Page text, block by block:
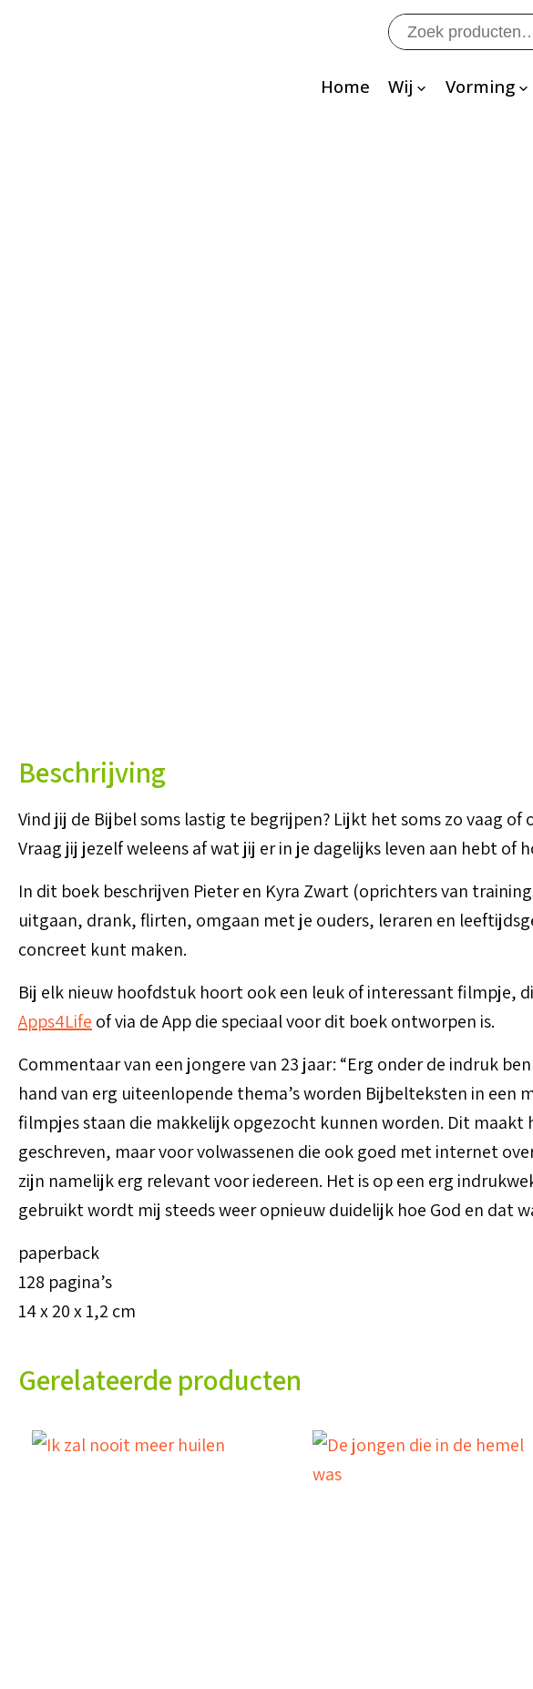
Zoeken
naar:
Home Wij Vorming
Beschrijving
Vind jij de Bijbel soms lastig te begrijpen? Lijkt het soms zo vaag of
Vraag jij jezelf weleens af wat jij er in je dagelijks leven aan hebt of
In dit boek beschrijven Pieter en Kyra Zwart (oprichters van
uitgaan, drank, flirten, omgaan met je ouders, leraren en
concreet kunt maken.
Bij elk nieuw hoofdstuk hoort ook een leuk of interessant filmpje,
Apps4Life of via de App die speciaal voor dit boek ontworpen is.
Commentaar van een jongere van 23 jaar: “Erg onder de indruk
hand van erg uiteenlopende thema’s worden Bijbelteksten in
filmpjes staan die makkelijk opgezocht kunnen worden. Dit maakt
geschreven, maar voor volwassenen die ook goed met internet
zijn namelijk erg relevant voor iedereen. Het is op een erg
gebruikt wordt mij steeds weer opnieuw duidelijk hoe God en dat
paperback
128 pagina’s
14 x 20 x 1,2 cm
Gerelateerde producten